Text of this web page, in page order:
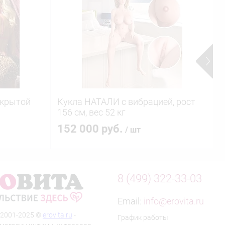
Кукла НАТАЛИ с вибрацией, рост
156 см, вес 52 кг
152 000 руб. / шт
2025 © erovita.ru -
8 (499) 322-33-03
Email: info@erovita.ru
График работы